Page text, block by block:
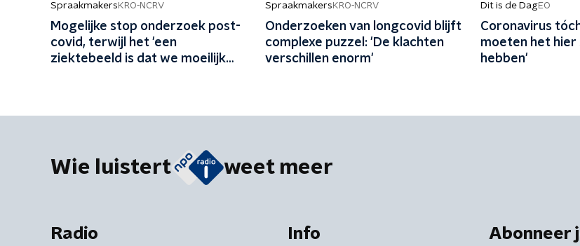
Spraakmakers KRO-NCRV
Mogelijke stop onderzoek post-
covid, terwijl het 'een
ziektebeeld is dat we moeilijk
Spraakmakers KRO-NCRV
Onderzoeken van longcovid blijft
complexe puzzel: 'De klachten
verschillen enorm'
Dit is de DagEO
Coronavirus
moeten het hier
hebben'
Wie luistert weet meer
Radio Info Abonneer